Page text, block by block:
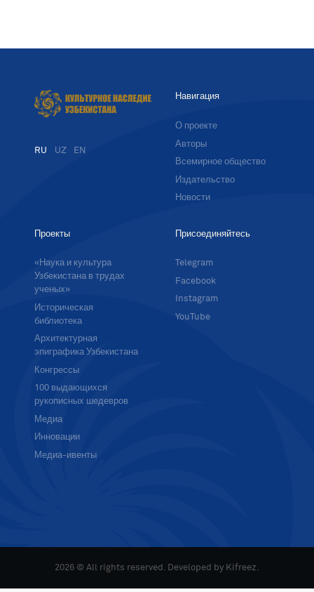
RU UZ EN
Навигация
О проекте
Авторы
Всемирное общество
Издательство
Новости
Проекты
«Наука и культура
Узбекистана в трудах
ученых»
Историческая
библиотека
Архитектурная
эпиграфика Узбекистана
Конгрессы
100 выдающихся
рукописных шедевров
Медиа
Инновации
Медиа-ивенты
Присоединяйтесь
Telegram
Facebook
Instagram
YouTube
2026 © All rights reserved. Developed by Kifreez.